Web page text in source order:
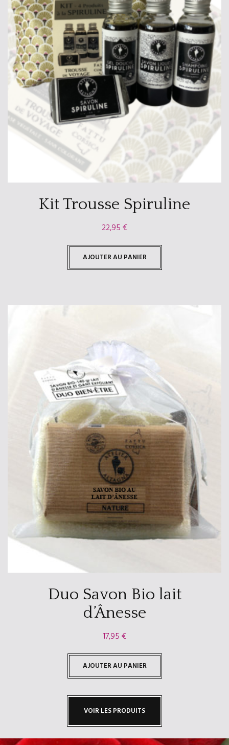
Kit Trousse Spiruline
22,95€
AJOUTER AU PANIER
Duo Savon Bio lait
d’Ânesse
17,95€
AJOUTER AU PANIER
VOIR LES PRODUITS